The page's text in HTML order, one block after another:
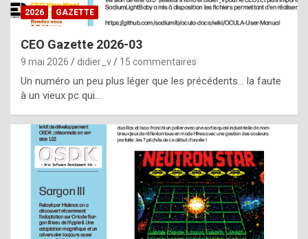
s
i
e
f
o
m
m
a
y
b
2026 GAZETTE
CEO Gazette 2026-03
9 mai 2026 didier_v 15 commentaires
Un numéro un peu plus léger que les précédents… la faute
à un vieux pc qui…